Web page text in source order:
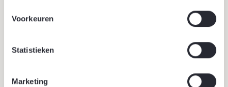
Voorkeuren
Statistieken
Marketing
ruimte zonder te veel inkijk van de buren te creëren in